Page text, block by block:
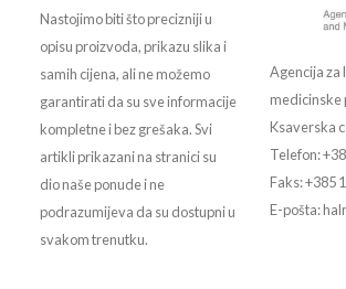
Nastojimo biti što precizniji u
opisu proizvoda, prikazu slika i
samih cijena, ali ne možemo
garantirati da su sve informacije
kompletne i bez grešaka. Svi
artikli prikazani na stranici su
dio naše ponude i ne
podrazumijeva da su dostupni u
svakom trenutku.
Agencija za
medicinske
Ksaverska
Telefon:
Faks: +385
E-pošta: